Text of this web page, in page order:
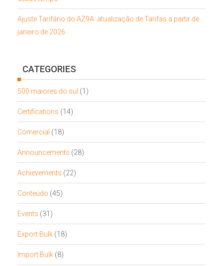
Ajuste Tarifário do AZ9A: atualização de Tarifas a partir de
janeiro de 2026
CATEGORIES
500 maiores do sul (1)
Certifications (14)
Comercial (18)
Announcements (28)
Achievements (22)
Conteúdo (45)
Events (31)
Export Bulk (18)
Import Bulk (8)